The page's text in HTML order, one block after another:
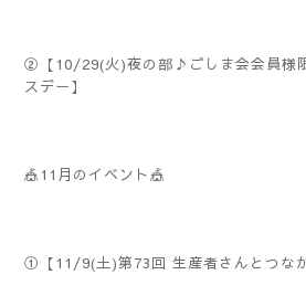
②【10/29(火)夜の部♪ごしま会会員様
スデー】
🎪11月のイベント🎪
①【11/9(土)第73回 生産者さんとつなが